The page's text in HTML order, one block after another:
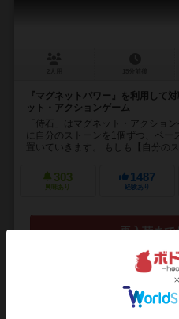
『マグネットパワー』を利用して
ット・アクションゲーム
「侍石」はマグネット・アクショ
に自分のストーンを1個ずつ、ベー
置いていきます。 もしも【自分の
303
興味あり
1487
経験あり
再入荷まで